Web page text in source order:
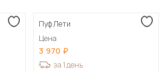
Пуф Лети
Цена
3 970
за 1 день